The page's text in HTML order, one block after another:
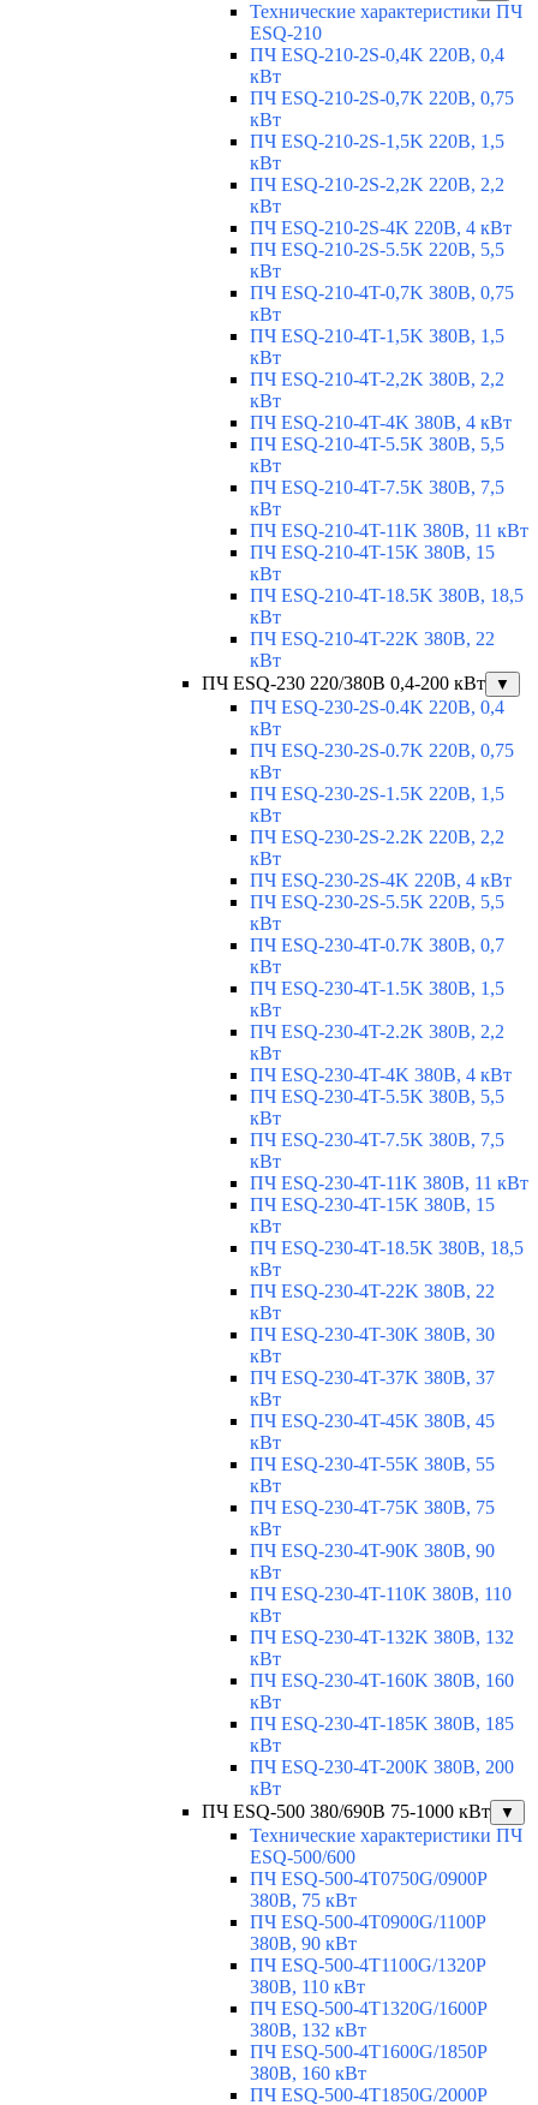
Технические характеристики ПЧ
ESQ-210
ПЧ ESQ-210-2S-0,4K 220В, 0,4
кВт
ПЧ ESQ-210-2S-0,7K 220В, 0,75
кВт
ПЧ ESQ-210-2S-1,5K 220В, 1,5
кВт
ПЧ ESQ-210-2S-2,2K 220В, 2,2
кВт
ПЧ ESQ-210-2S-4K 220В, 4 кВт
ПЧ ESQ-210-2S-5.5K 220В, 5,5
кВт
ПЧ ESQ-210-4T-0,7K 380В, 0,75
кВт
ПЧ ESQ-210-4T-1,5K 380В, 1,5
кВт
ПЧ ESQ-210-4T-2,2K 380В, 2,2
кВт
ПЧ ESQ-210-4T-4K 380В, 4 кВт
ПЧ ESQ-210-4T-5.5K 380В, 5,5
кВт
ПЧ ESQ-210-4T-7.5K 380В, 7,5
кВт
ПЧ ESQ-210-4T-11K 380В, 11 кВт
ПЧ ESQ-210-4T-15K 380В, 15
кВт
ПЧ ESQ-210-4T-18.5K 380В, 18,5
кВт
ПЧ ESQ-210-4T-22K 380В, 22
кВт
ПЧ ESQ-230 220/380В 0,4-200 кВт
▼
ПЧ ESQ-230-2S-0.4K 220В, 0,4
кВт
ПЧ ESQ-230-2S-0.7K 220В, 0,75
кВт
ПЧ ESQ-230-2S-1.5K 220В, 1,5
кВт
ПЧ ESQ-230-2S-2.2K 220В, 2,2
кВт
ПЧ ESQ-230-2S-4K 220В, 4 кВт
ПЧ ESQ-230-2S-5.5K 220В, 5,5
кВт
ПЧ ESQ-230-4T-0.7K 380В, 0,7
кВт
ПЧ ESQ-230-4T-1.5K 380В, 1,5
кВт
ПЧ ESQ-230-4T-2.2K 380В, 2,2
кВт
ПЧ ESQ-230-4T-4K 380В, 4 кВт
ПЧ ESQ-230-4T-5.5K 380В, 5,5
кВт
ПЧ ESQ-230-4T-7.5K 380В, 7,5
кВт
ПЧ ESQ-230-4T-11K 380В, 11 кВт
ПЧ ESQ-230-4T-15K 380В, 15
кВт
ПЧ ESQ-230-4T-18.5K 380В, 18,5
кВт
ПЧ ESQ-230-4T-22K 380В, 22
кВт
ПЧ ESQ-230-4T-30K 380В, 30
кВт
ПЧ ESQ-230-4T-37K 380В, 37
кВт
ПЧ ESQ-230-4T-45K 380В, 45
кВт
ПЧ ESQ-230-4T-55K 380В, 55
кВт
ПЧ ESQ-230-4T-75K 380В, 75
кВт
ПЧ ESQ-230-4T-90K 380В, 90
кВт
ПЧ ESQ-230-4T-110K 380В, 110
кВт
ПЧ ESQ-230-4T-132K 380В, 132
кВт
ПЧ ESQ-230-4T-160K 380В, 160
кВт
ПЧ ESQ-230-4T-185K 380В, 185
кВт
ПЧ ESQ-230-4T-200K 380В, 200
кВт
ПЧ ESQ-500 380/690В 75-1000 кВт
▼
Технические характеристики ПЧ
ESQ-500/600
ПЧ ESQ-500-4T0750G/0900P
380В, 75 кВт
ПЧ ESQ-500-4T0900G/1100P
380В, 90 кВт
ПЧ ESQ-500-4T1100G/1320P
380В, 110 кВт
ПЧ ESQ-500-4T1320G/1600P
380В, 132 кВт
ПЧ ESQ-500-4T1600G/1850P
380В, 160 кВт
ПЧ ESQ-500-4T1850G/2000P